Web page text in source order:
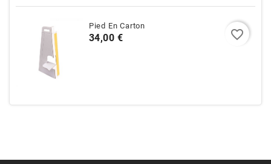
Pied En Carton
34,00 €Prix favorite_border